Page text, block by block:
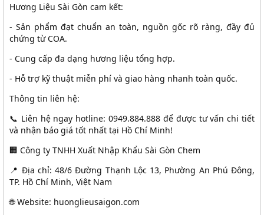
Hương Liệu Sài Gòn cam kết:
- Sản phẩm đạt chuẩn an toàn, nguồn gốc rõ ràng, đầy đủ
chứng từ COA.
- Cung cấp đa dạng hương liệu tổng hợp.
- Hỗ trợ kỹ thuật miễn phí và giao hàng nhanh toàn quốc.
Thông tin liên hệ:
📞 Liên hệ ngay hotline: 0949.884.888 để được tư vấn chi tiết
và nhận báo giá tốt nhất tại Hồ Chí Minh!
🏢 Công ty TNHH Xuất Nhập Khẩu Sài Gòn Chem
📍 Địa chỉ: 48/6 Đường Thạnh Lộc 13, Phường An Phú Đông,
TP. Hồ Chí Minh, Việt Nam
🌐 Website: huonglieusaigon.com